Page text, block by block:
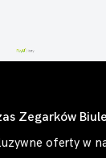
Zegarków
oferty w